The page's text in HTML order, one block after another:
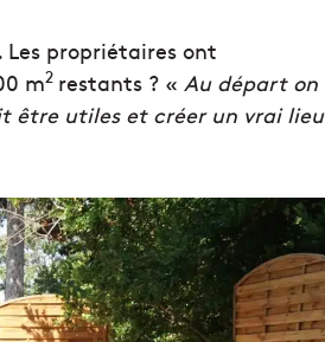
propriétaires ont
m2 restants ? « Au départ on
être utiles et créer un vrai lieu